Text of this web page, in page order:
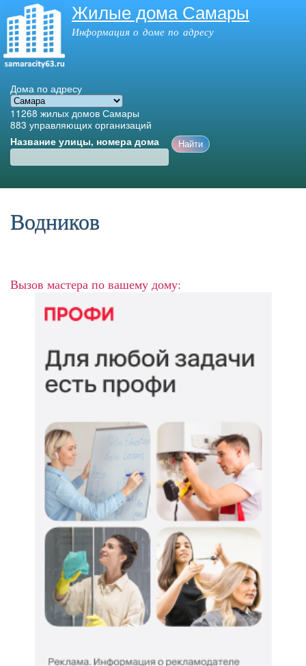
Перейти к
основному
Жилые дома Самары
Информация о доме по адресу
Дома по адресу
11268 жилых домов Самары
883 управляющих организаций
Название улицы, номера дома
Водников
Вызов мастера по вашему дому: